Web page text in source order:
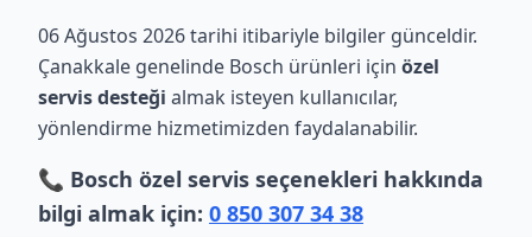
06 Ağustos 2026 tarihi itibariyle bilgiler günceldir.
Çanakkale genelinde Bosch ürünleri için özel
servis desteği almak isteyen kullanıcılar,
yönlendirme hizmetimizden faydalanabilir.
📞 Bosch özel servis seçenekleri hakkında
bilgi almak için: 0 850 307 34 38